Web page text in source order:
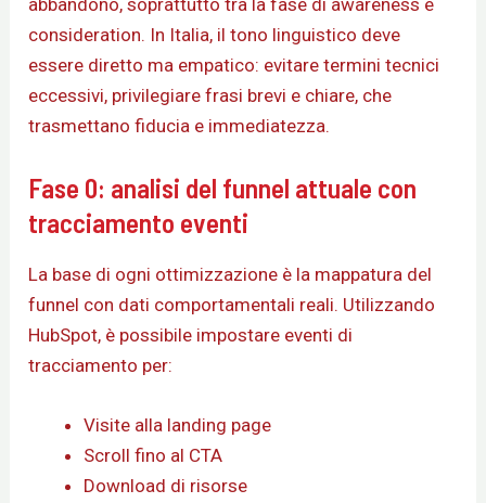
abbandono, soprattutto tra la fase di awareness e
consideration. In Italia, il tono linguistico deve
essere diretto ma empatico: evitare termini tecnici
eccessivi, privilegiare frasi brevi e chiare, che
trasmettano fiducia e immediatezza.
Fase 0: analisi del funnel attuale con
tracciamento eventi
La base di ogni ottimizzazione è la mappatura del
funnel con dati comportamentali reali. Utilizzando
HubSpot, è possibile impostare eventi di
tracciamento per:
Visite alla landing page
Scroll fino al CTA
Download di risorse